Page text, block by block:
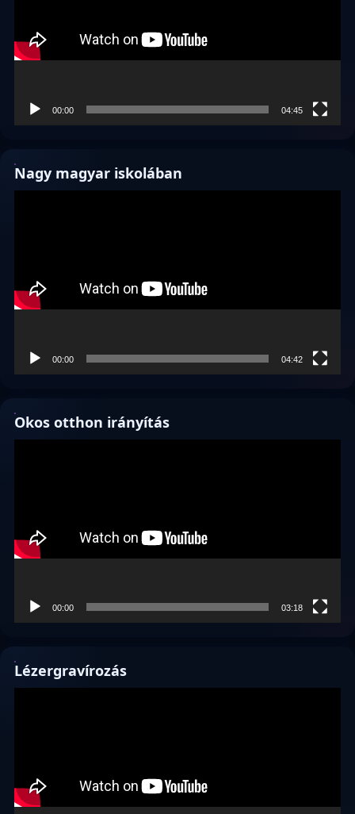
00:00 04:45
Nagy magyar iskolában
00:00 04:42
Okos otthon irányítás
00:00 03:18
Lézergravírozás